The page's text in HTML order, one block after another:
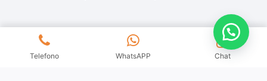
Telefono WhatsAPP Chat